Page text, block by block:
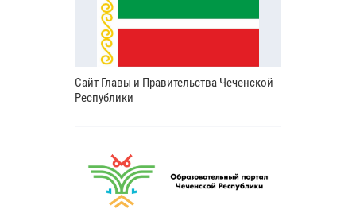
Сайт Главы и Правительства Чеченской
Республики